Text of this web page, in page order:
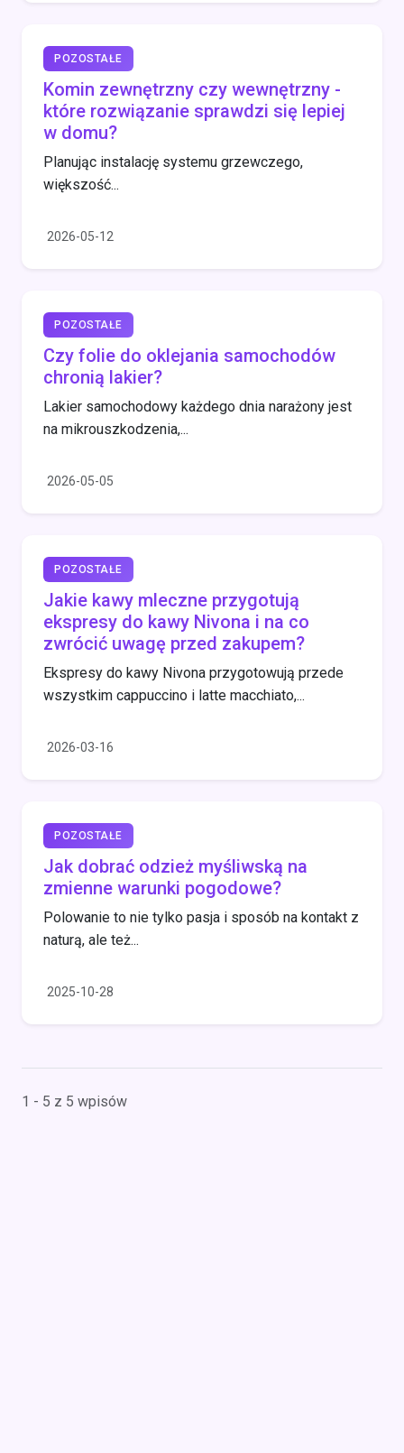
POZOSTAŁE
Komin zewnętrzny czy wewnętrzny -
które rozwiązanie sprawdzi się lepiej
w domu?
Planując instalację systemu grzewczego,
większość...
2026-05-12
POZOSTAŁE
Czy folie do oklejania samochodów
chronią lakier?
Lakier samochodowy każdego dnia narażony jest
na mikrouszkodzenia,...
2026-05-05
POZOSTAŁE
Jakie kawy mleczne przygotują
ekspresy do kawy Nivona i na co
zwrócić uwagę przed zakupem?
Ekspresy do kawy Nivona przygotowują przede
wszystkim cappuccino i latte macchiato,...
2026-03-16
POZOSTAŁE
Jak dobrać odzież myśliwską na
zmienne warunki pogodowe?
Polowanie to nie tylko pasja i sposób na kontakt z
naturą, ale też...
2025-10-28
1 - 5 z 5 wpisów